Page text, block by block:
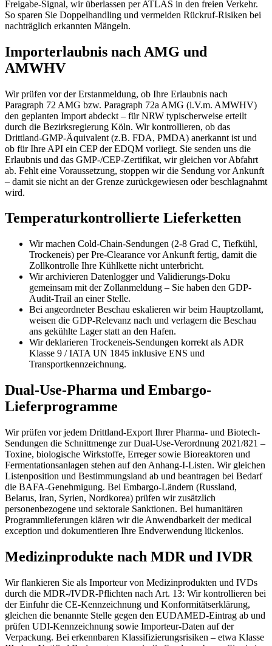
Freigabe-Signal, wir überlassen per ATLAS in den freien Verkehr.
So sparen Sie Doppelhandling und vermeiden Rückruf-Risiken bei
nachträglich erkannten Mängeln.
Importerlaubnis nach AMG und
AMWHV
Wir prüfen vor der Erstanmeldung, ob Ihre Erlaubnis nach
Paragraph 72 AMG bzw. Paragraph 72a AMG (i.V.m. AMWHV)
den geplanten Import abdeckt – für NRW typischerweise erteilt
durch die Bezirksregierung Köln. Wir kontrollieren, ob das
Drittland-GMP-Äquivalent (z.B. FDA, PMDA) anerkannt ist und
ob für Ihre API ein CEP der EDQM vorliegt. Sie senden uns die
Erlaubnis und das GMP-/CEP-Zertifikat, wir gleichen vor Abfahrt
ab. Fehlt eine Voraussetzung, stoppen wir die Sendung vor Ankunft
– damit sie nicht an der Grenze zurückgewiesen oder beschlagnahmt
wird.
Temperaturkontrollierte Lieferketten
Wir machen Cold-Chain-Sendungen (2-8 Grad C, Tiefkühl,
Trockeneis) per Pre-Clearance vor Ankunft fertig, damit die
Zollkontrolle Ihre Kühlkette nicht unterbricht.
Wir archivieren Datenlogger und Validierungs-Doku
gemeinsam mit der Zollanmeldung – Sie haben den GDP-
Audit-Trail an einer Stelle.
Bei angeordneter Beschau eskalieren wir beim Hauptzollamt,
weisen die GDP-Relevanz nach und verlagern die Beschau
ans gekühlte Lager statt an den Hafen.
Wir deklarieren Trockeneis-Sendungen korrekt als ADR
Klasse 9 / IATA UN 1845 inklusive ENS und
Transportkennzeichnung.
Dual-Use-Pharma und Embargo-
Lieferprogramme
Wir prüfen vor jedem Drittland-Export Ihrer Pharma- und Biotech-
Sendungen die Schnittmenge zur Dual-Use-Verordnung 2021/821 –
Toxine, biologische Wirkstoffe, Erreger sowie Bioreaktoren und
Fermentationsanlagen stehen auf den Anhang-I-Listen. Wir gleichen
Listenposition und Bestimmungsland ab und beantragen bei Bedarf
die BAFA-Genehmigung. Bei Embargo-Ländern (Russland,
Belarus, Iran, Syrien, Nordkorea) prüfen wir zusätzlich
personenbezogene und sektorale Sanktionen. Bei humanitären
Programmlieferungen klären wir die Anwendbarkeit der medical
exception und dokumentieren Ihre Endverwendung lückenlos.
Medizinprodukte nach MDR und IVDR
Wir flankieren Sie als Importeur von Medizinprodukten und IVDs
durch die MDR-/IVDR-Pflichten nach Art. 13: Wir kontrollieren bei
der Einfuhr die CE-Kennzeichnung und Konformitätserklärung,
gleichen die benannte Stelle gegen den EUDAMED-Eintrag ab und
prüfen UDI-Kennzeichnung sowie Importeur-Daten auf der
Verpackung. Bei erkennbaren Klassifizierungsrisiken – etwa Klasse